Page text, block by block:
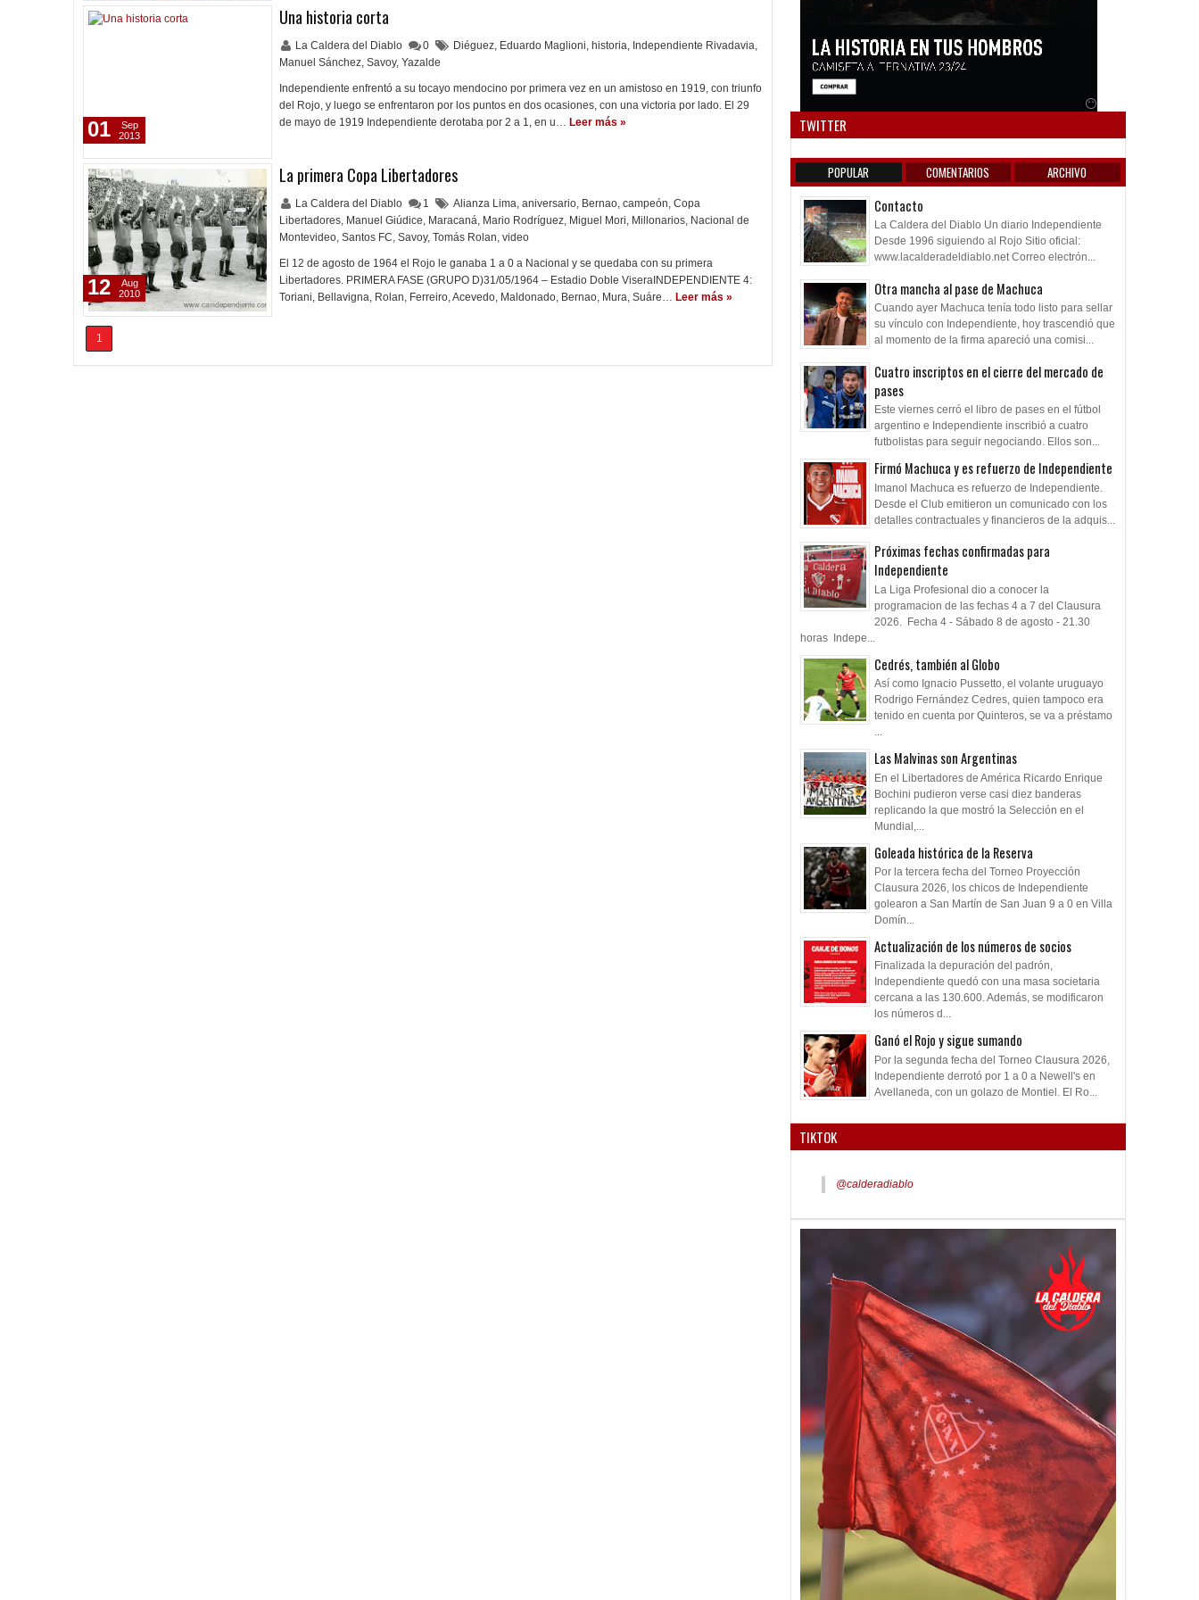
Una historia corta
La Caldera del Diablo 0 Diéguez, Eduardo Maglioni, historia, Independiente Rivadavia,
Manuel Sánchez, Savoy, Yazalde
Independiente enfrentó a su tocayo mendocino por primera vez en un amistoso en 1919, con triunfo
del Rojo, y luego se enfrentaron por los puntos en dos ocasiones, con una victoria por lado. El 29
de mayo de 1919 Independiente derotaba por 2 a 1, en u… Leer más »
01
Sep
2013
La primera Copa Libertadores
La Caldera del Diablo 1 Alianza Lima, aniversario, Bernao, campeón, Copa
Libertadores, Manuel Giúdice, Maracaná, Mario Rodríguez, Miguel Mori, Millonarios, Nacional de
Montevideo, Santos FC, Savoy, Tomás Rolan, video
El 12 de agosto de 1964 el Rojo le ganaba 1 a 0 a Nacional y se quedaba con su primera
Libertadores. PRIMERA FASE (GRUPO D)31/05/1964 – Estadio Doble ViseraINDEPENDIENTE 4:
Toriani, Bellavigna, Rolan, Ferreiro, Acevedo, Maldonado, Bernao, Mura, Suáre… Leer más »
12
Aug
2010
1
TWITTER
POPULAR COMENTARIOS ARCHIVO
Contacto
La Caldera del Diablo Un diario Independiente
Desde 1996 siguiendo al Rojo Sitio oficial:
www.lacalderadeldiablo.net Correo electrón...
Otra mancha al pase de Machuca
Cuando ayer Machuca tenía todo listo para sellar
su vínculo con Independiente, hoy trascendió que
al momento de la firma apareció una comisi...
Cuatro inscriptos en el cierre del mercado de
pases
Este viernes cerró el libro de pases en el fútbol
argentino e Independiente inscribió a cuatro
futbolistas para seguir negociando. Ellos son...
Firmó Machuca y es refuerzo de Independiente
Imanol Machuca es refuerzo de Independiente.
Desde el Club emitieron un comunicado con los
detalles contractuales y financieros de la adquis...
Próximas fechas confirmadas para
Independiente
La Liga Profesional dio a conocer la
programacion de las fechas 4 a 7 del Clausura
2026. Fecha 4 - Sábado 8 de agosto - 21.30
horas Indepe...
Cedrés, también al Globo
Así como Ignacio Pussetto, el volante uruguayo
Rodrigo Fernández Cedres, quien tampoco era
tenido en cuenta por Quinteros, se va a préstamo
...
Las Malvinas son Argentinas
En el Libertadores de América Ricardo Enrique
Bochini pudieron verse casi diez banderas
replicando la que mostró la Selección en el
Mundial,...
Goleada histórica de la Reserva
Por la tercera fecha del Torneo Proyección
Clausura 2026, los chicos de Independiente
golearon a San Martín de San Juan 9 a 0 en Villa
Domín...
Actualización de los números de socios
Finalizada la depuración del padrón,
Independiente quedó con una masa societaria
cercana a las 130.600. Además, se modificaron
los números d...
Ganó el Rojo y sigue sumando
Por la segunda fecha del Torneo Clausura 2026,
Independiente derrotó por 1 a 0 a Newell's en
Avellaneda, con un golazo de Montiel. El Ro...
TIKTOK
@calderadiablo